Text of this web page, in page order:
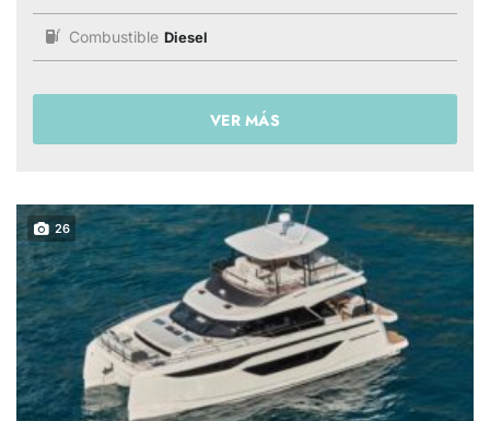
Combustible Diesel
VER MÁS
26